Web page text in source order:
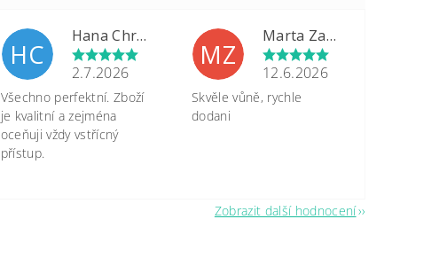
HC
Hana Chrastinová
2.7.2026
Všechno perfektní. Zboží
je kvalitní a zejména
oceňuji vždy vstřícný
přístup.
MZ
Marta Zapletalová
12.6.2026
Skvěle vůně, rychle
dodani
Zobrazit další hodnocení